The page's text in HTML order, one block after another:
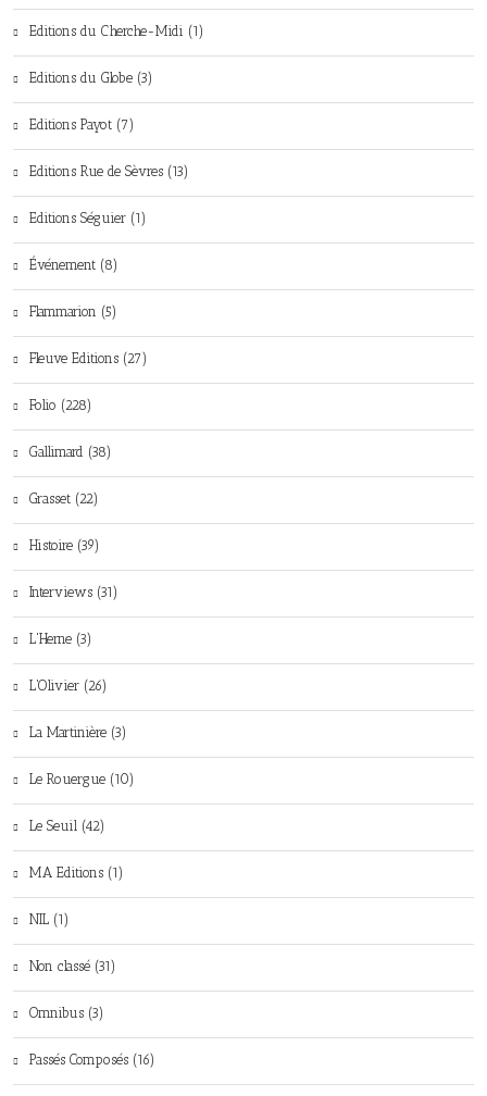
Editions du Cherche-Midi (1)
Editions du Globe (3)
Editions Payot (7)
Editions Rue de Sèvres (13)
Editions Séguier (1)
Événement (8)
Flammarion (5)
Fleuve Editions (27)
Folio (228)
Gallimard (38)
Grasset (22)
Histoire (39)
Interviews (31)
L'Herne (3)
L'Olivier (26)
La Martinière (3)
Le Rouergue (10)
Le Seuil (42)
MA Editions (1)
NIL (1)
Non classé (31)
Omnibus (3)
Passés Composés (16)